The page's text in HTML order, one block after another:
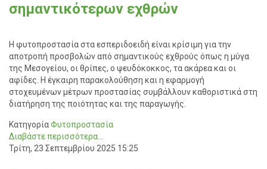
σημαντικότερων εχθρών
Η φυτοπροστασία στα εσπεριδοειδή είναι κρίσιμη για την
αποτροπή προσβολών από σημαντικούς εχθρούς όπως η μύγα
της Μεσογείου, οι θρίπες, ο ψευδόκοκκος, τα ακάρεα και οι
αφίδες. Η έγκαιρη παρακολούθηση και η εφαρμογή
στοχευμένων μέτρων προστασίας συμβάλλουν καθοριστικά στη
διατήρηση της ποιότητας και της παραγωγής.
ΚατηγορίαΦυτοπροστασία
Διαβάστε περισσότερα...
Τρίτη, 23 Σεπτεμβρίου 2025 15:25